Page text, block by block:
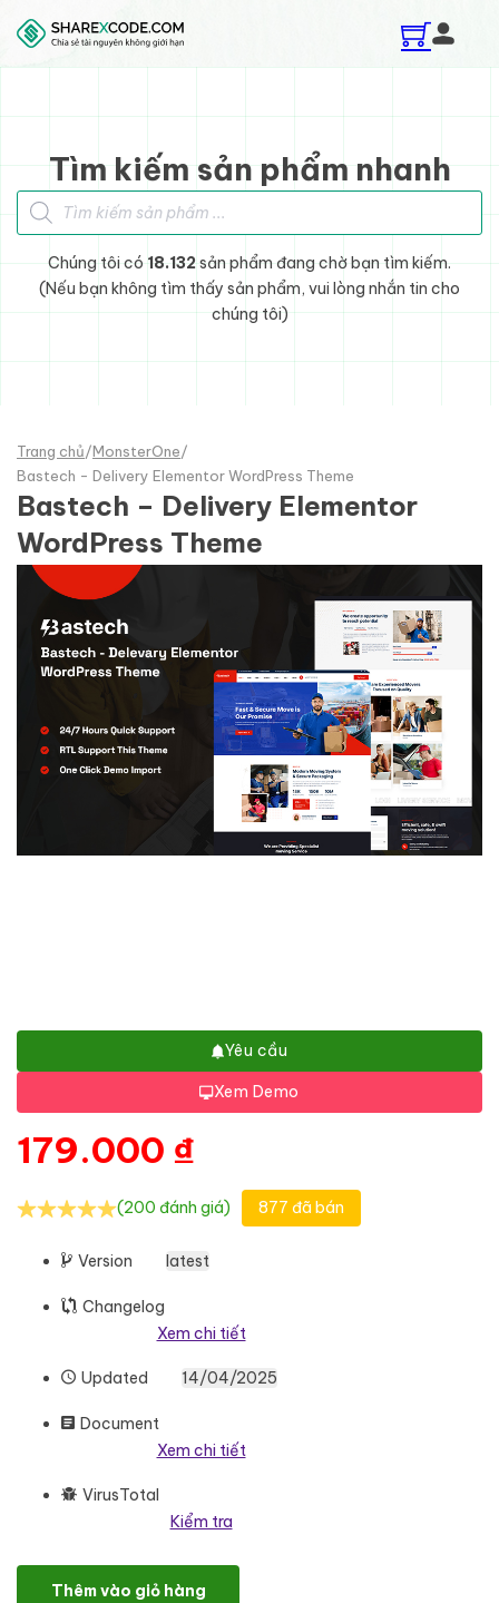
Skip to main content
Skip to footer
Tìm kiếm sản phẩm nhanh
Tìm kiếm sản phẩm
Chúng tôi có 18.132sản phẩm đang chờ bạn tìm kiếm.
(Nếu bạn không tìm thấy sản phẩm, vui lòng nhắn tin cho
chúng tôi)
Trang chủ/MonsterOne/
Bastech - Delivery Elementor WordPress Theme
Bastech – Delivery Elementor
WordPress Theme
Yêu cầu
Xem Demo
179.000 ₫
(200 đánh giá) 877 đã bán
Version latest
Changelog
Xem chi tiết
Updated 14/04/2025
Document
Xem chi tiết
VirusTotal
Kiểm tra
Bastech - Delivery Elementor WordPress Theme số lượng
Thêm vào giỏ hàng